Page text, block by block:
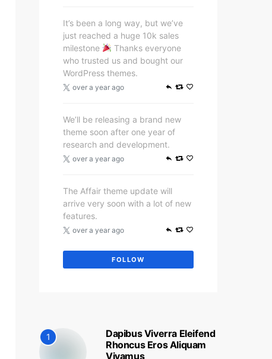
It’s been a long way, but we’ve
just reached a huge 10k sales
milestone
Thanks everyone
who trusted us and bought our
WordPress themes.
over a year ago
We’ll be releasing a brand new
theme soon after one year of
research and development.
over a year ago
The Affair theme update will
arrive very soon with a lot of new
features.
over a year ago
FOLLOW
1
Dapibus Viverra Eleifend
Rhoncus Eros Aliquam
Vivamus